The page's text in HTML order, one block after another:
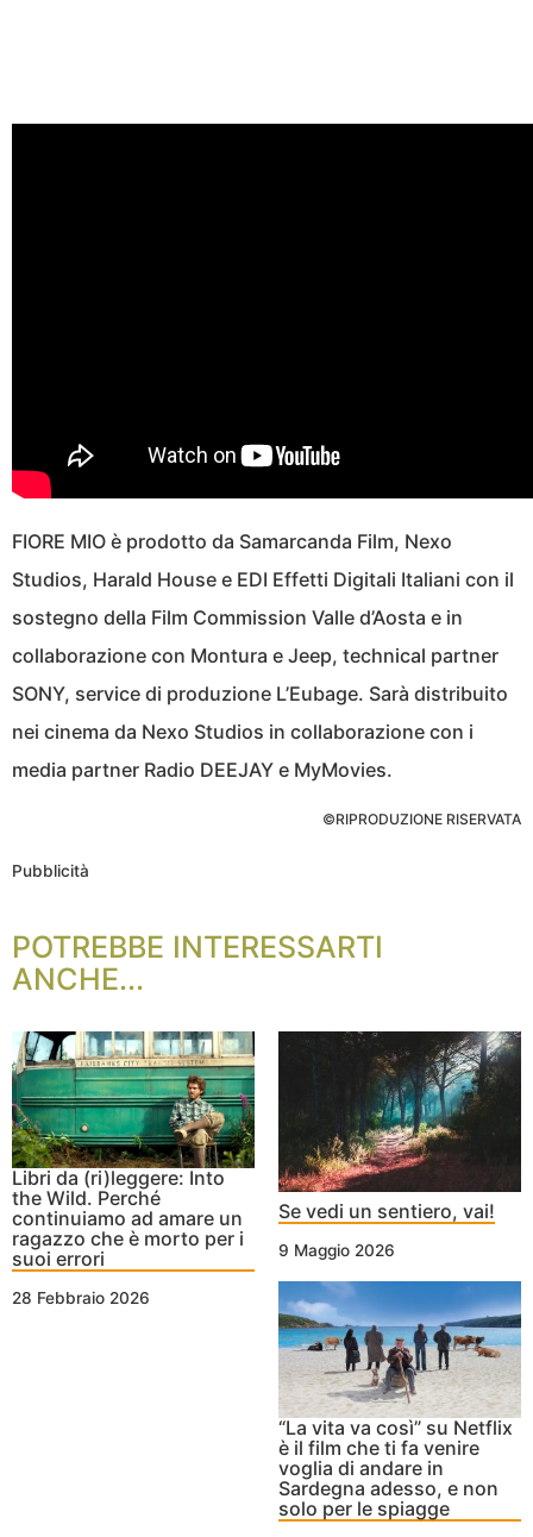
FIORE MIO è prodotto da Samarcanda Film, Nexo
Studios, Harald House e EDI Effetti Digitali Italiani con il
sostegno della Film Commission Valle d’Aosta e in
collaborazione con Montura e Jeep, technical partner
SONY, service di produzione L’Eubage. Sarà distribuito
nei cinema da Nexo Studios in collaborazione con i
media partner Radio DEEJAY e MyMovies.
©RIPRODUZIONE RISERVATA
Pubblicità
POTREBBE INTERESSARTI
ANCHE...
Libri da (ri)leggere: Into
the Wild. Perché
continuiamo ad amare un
ragazzo che è morto per i
suoi errori
28 Febbraio 2026
Se vedi un sentiero, vai!
9 Maggio 2026
“La vita va così” su Netflix
è il film che ti fa venire
voglia di andare in
Sardegna adesso, e non
solo per le spiagge